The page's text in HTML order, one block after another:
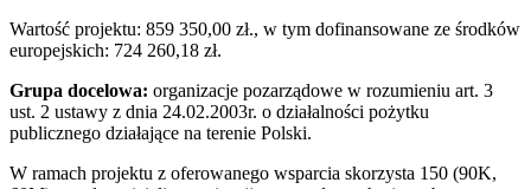
Wartość projektu: 859 350,00 zł., w tym dofinansowane ze środków
europejskich: 724 260,18 zł.
Grupa docelowa: organizacje pozarządowe w rozumieniu art. 3
ust. 2 ustawy z dnia 24.02.2003r. o działalności pożytku
publicznego działające na terenie Polski.
W ramach projektu z oferowanego wsparcia skorzysta 150 (90K,